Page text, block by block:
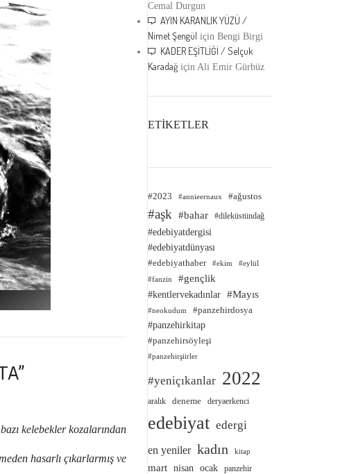
kelebekler kozalarından
ve
Cemal Durgun
AYIN KARANLIK YÜZÜ /
Nimet Şengül içinBengi Birgi
KADER EŞİTLİĞİ / Selçuk
Karadağ için Ali Emir Gürbüz
ETİKETLER
#2023 #annieernaux #ağustos
#aşk #bahar #dileküstündağ
#edebiyatdergisi
#edebiyatdünyası
#edebiyathaber #ekim #eylül
#fanzin
#gençlik
#kentlervekadınlar #Mayıs
#neokudum
#panzehirdosya
#panzehirkitap
#panzehirsöyleşi
#panzehirşiirler
#yeniçıkanlar 2022
aralık deneme deryaerkenci
edebiyat edergi
en yeniler kadın kitap
mart nisan ocak panzehir